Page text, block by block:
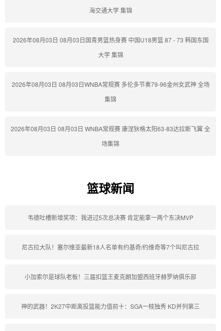
海交通大学 集锦
2026年08月03日 08月03日国青男篮热身赛 中国U18男篮 87 - 73 韩国东国
大学 集锦
2026年08月03日 08月03日WNBA常规赛 多伦多节奏79-96金州女武神 全场
集锦
2026年08月03日 08月03日 WNBA常规赛 康涅狄格太阳63-83达拉斯飞翼 全
场集锦
篮球新闻
韦德吐槽新增奖项：我进过5次总决赛 肯定能拿一两个东决MVP
尼古拉大队！塞尔维亚最新18人名单有约基奇/约维奇等7个叫尼古拉
小加索尔是球队老板！三届扣篮王麦克朗加盟西班牙赫罗纳俱乐部
神的武器！2K27中距离投篮能力值前十：SGA一枝独秀 KD并列第三